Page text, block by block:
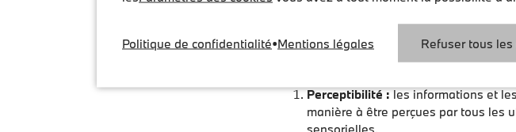
conviviaux et intuitifs conformément aux
Perceptibilité :les informations et
manière à être perçues par tous les
sensorielles.
Refuser tous
Politique de confidentialité•Mentions légales